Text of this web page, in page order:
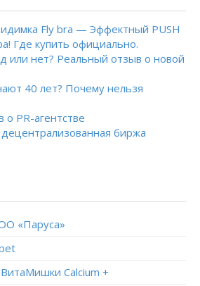
Fly bra — Эффектный PUSH
Где купить официально.
или нет? Реальный отзыв о новой
40 лет? Почему нельзя
PR-агентстве
биржа
«Паруса»
ВитаМишки Calcium +